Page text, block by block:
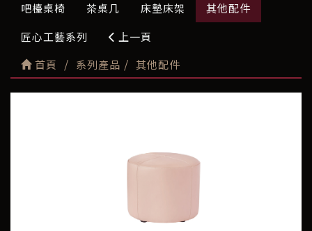
吧檯桌椅
茶桌几 床墊床架
其他配件
匠心工藝系列
上一頁
首頁
系列產品 其他配件